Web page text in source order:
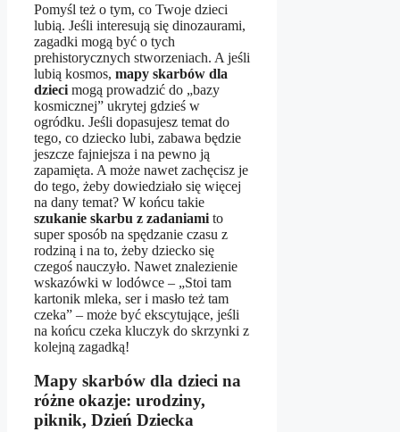
Pomyśl też o tym, co Twoje dzieci
lubią. Jeśli interesują się dinozaurami,
zagadki mogą być o tych
prehistorycznych stworzeniach. A jeśli
lubią kosmos, mapy skarbów dla
dzieci mogą prowadzić do „bazy
kosmicznej” ukrytej gdzieś w
ogródku. Jeśli dopasujesz temat do
tego, co dziecko lubi, zabawa będzie
jeszcze fajniejsza i na pewno ją
zapamięta. A może nawet zachęcisz je
do tego, żeby dowiedziało się więcej
na dany temat? W końcu takie
szukanie skarbu z zadaniami to
super sposób na spędzanie czasu z
rodziną i na to, żeby dziecko się
czegoś nauczyło. Nawet znalezienie
wskazówki w lodówce – „Stoi tam
kartonik mleka, ser i masło też tam
czeka” – może być ekscytujące, jeśli
na końcu czeka kluczyk do skrzynki z
kolejną zagadką!
Mapy skarbów dla dzieci na
różne okazje: urodziny,
piknik, Dzień Dziecka